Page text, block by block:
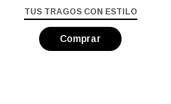
TUS TRAGOS CON ESTILO